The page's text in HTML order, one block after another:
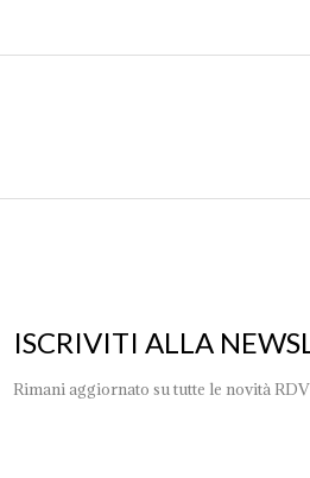
ISCRIVITI ALLA
Rimani aggiornato su tutte le novità RDV